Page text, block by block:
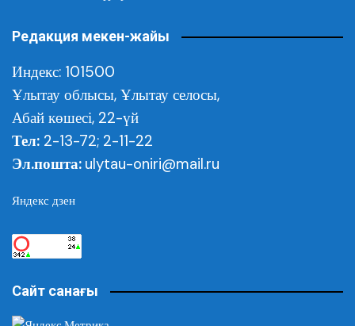
Редакция мекен-жайы
Индекс: 101500
Ұлытау облысы, Ұлытау селосы,
Абай көшесі, 22-үй
Тел: 2-13-72; 2-11-22
Эл.пошта: ulytau-oniri@mail.ru
Яндекс дзен
Сайт санағы